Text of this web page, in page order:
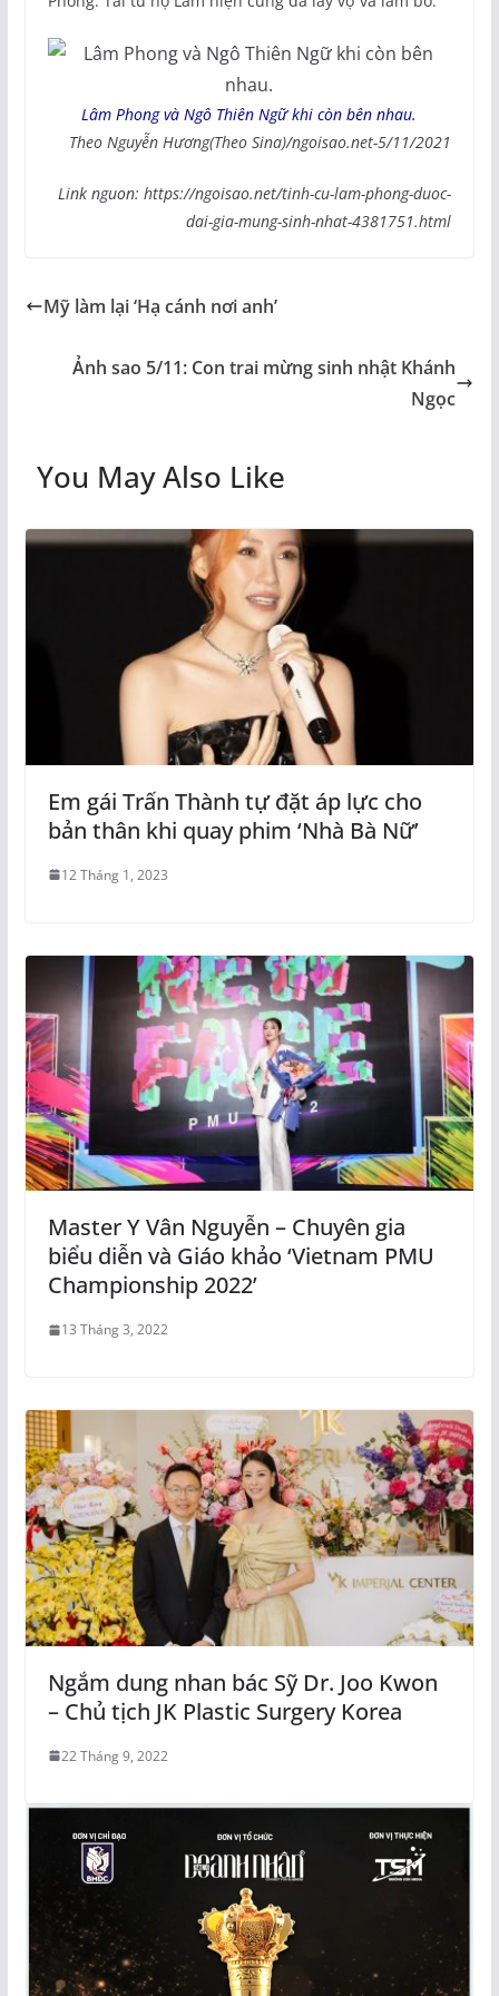
Lâm Phong và Ngô Thiên Ngữ khi còn bên nhau.
Theo Nguyễn Hương(Theo Sina)/ngoisao.net-5/11/2021
Link nguon: https://ngoisao.net/tinh-cu-lam-phong-duoc-
dai-gia-mung-sinh-nhat-4381751.html
Mỹ làm lại ‘Hạ cánh nơi anh’
Ảnh sao 5/11: Con trai mừng sinh nhật Khánh
Ngọc
You May Also Like
Em gái Trấn Thành tự đặt áp lực cho
bản thân khi quay phim ‘Nhà Bà Nữ’
12 Tháng 1, 2023
Master Y Vân Nguyễn – Chuyên gia
biểu diễn và Giáo khảo ‘Vietnam PMU
Championship 2022’
13 Tháng 3, 2022
Ngắm dung nhan bác Sỹ Dr. Joo Kwon
– Chủ tịch JK Plastic Surgery Korea
22 Tháng 9, 2022